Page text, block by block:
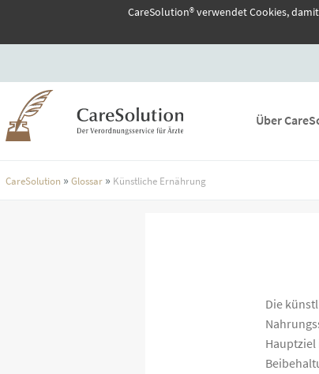
CareSolution® verwendet Cookies,
Über
CareSolution » Glossar» Künstliche Ernährung
Die